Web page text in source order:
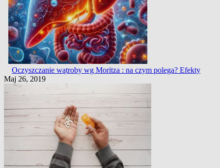
Oczyszczanie wątroby wg Moritza : na czym polega? Efekty
Maj 26, 2019